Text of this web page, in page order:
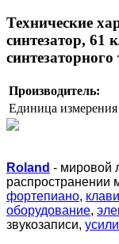
Технические
синтезатор, 61
синтезаторного
Производитель:
Единица измерения
Roland - мировой
распространении
фортепиано,
оборудование,
звукозаписи,